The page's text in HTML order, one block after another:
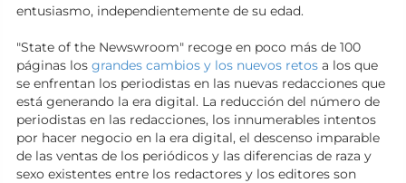
entusiasmo, independientemente de su edad.
"State of the Newswroom" recoge en poco más de 100
páginas los grandes cambios y los nuevos retos a los que
se enfrentan los periodistas en las nuevas redacciones que
está generando la era digital. La reducción del número de
periodistas en las redacciones, los innumerables intentos
por hacer negocio en la era digital, el descenso imparable
de las ventas de los periódicos y las diferencias de raza y
sexo existentes entre los redactores y los editores son